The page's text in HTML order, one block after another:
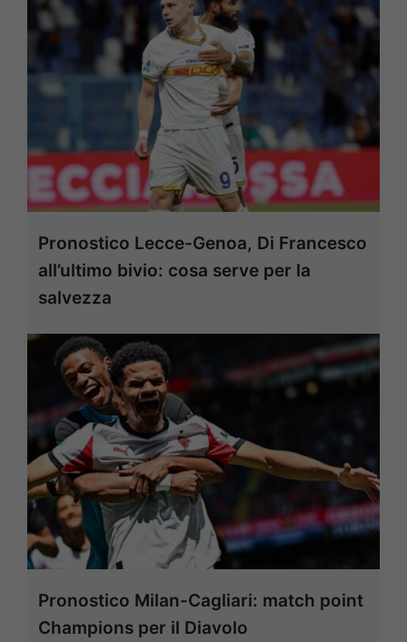
Pronostico Lecce-Genoa, Di Francesco
all’ultimo bivio: cosa serve per la
salvezza
Pronostico Milan-Cagliari: match point
Champions per il Diavolo